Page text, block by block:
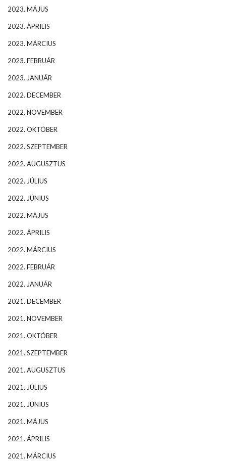
2023. MÁJUS
2023. ÁPRILIS
2023. MÁRCIUS
2023. FEBRUÁR
2023. JANUÁR
2022. DECEMBER
2022. NOVEMBER
2022. OKTÓBER
2022. SZEPTEMBER
2022. AUGUSZTUS
2022. JÚLIUS
2022. JÚNIUS
2022. MÁJUS
2022. ÁPRILIS
2022. MÁRCIUS
2022. FEBRUÁR
2022. JANUÁR
2021. DECEMBER
2021. NOVEMBER
2021. OKTÓBER
2021. SZEPTEMBER
2021. AUGUSZTUS
2021. JÚLIUS
2021. JÚNIUS
2021. MÁJUS
2021. ÁPRILIS
2021. MÁRCIUS